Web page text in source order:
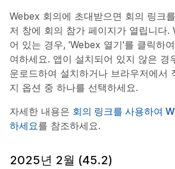
Webex 회의에 초대받으면 회의 링크
저 창에 회의 참가 페이지가 열립니다.
어 있는 경우, 'Webex 열기'를 클릭하
여하세요. 앱이 설치되어 있지 않은 경
운로드하여 설치하거나 브라우저에서
지 옵션 중 하나를 선택하세요.
자세한 내용은 회의 링크를 사용하여
하세요를 참조하세요.
2025년 2월 (45.2)